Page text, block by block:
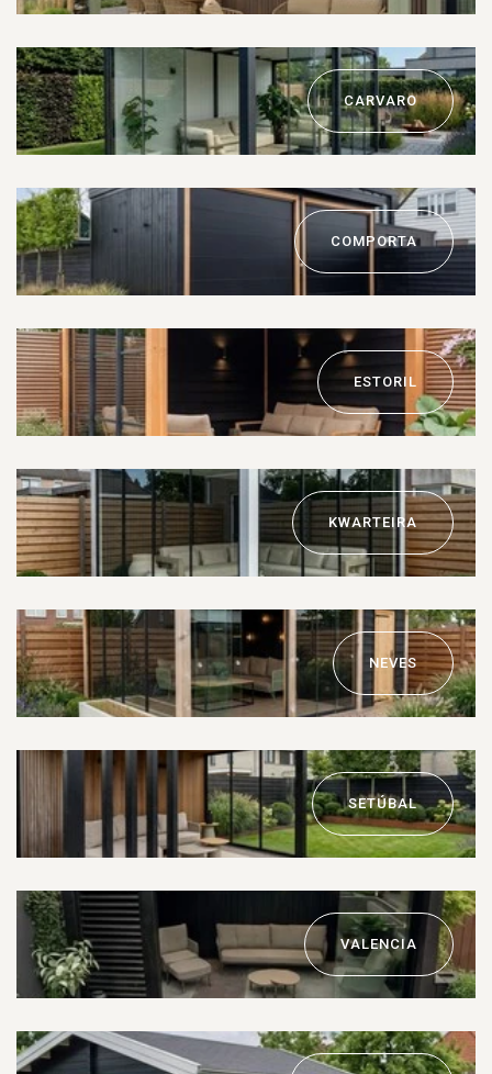
CARVARO
COMPORTA
ESTORIL
KWARTEIRA
NEVES
SETÚBAL
VALENCIA